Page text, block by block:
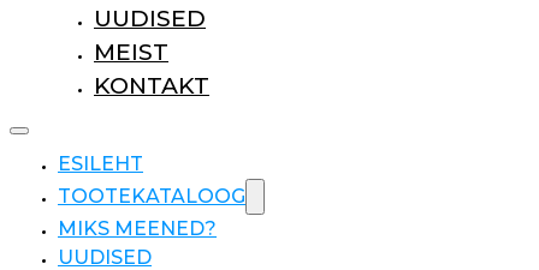
UUDISED
MEIST
KONTAKT
ESILEHT
TOOTEKATALOOG
MIKS MEENED?
UUDISED